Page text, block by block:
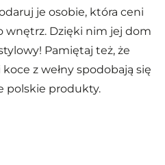
je osobie, która ceni
wnętrz. Dzięki nim jej dom
Pamiętaj też, że
z wełny spodobają się
polskie produkty.